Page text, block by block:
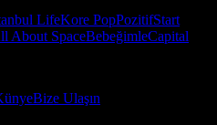
LifeKore PopPozitifStart
About SpaceBebeğimleCapital
Bize Ulaşın